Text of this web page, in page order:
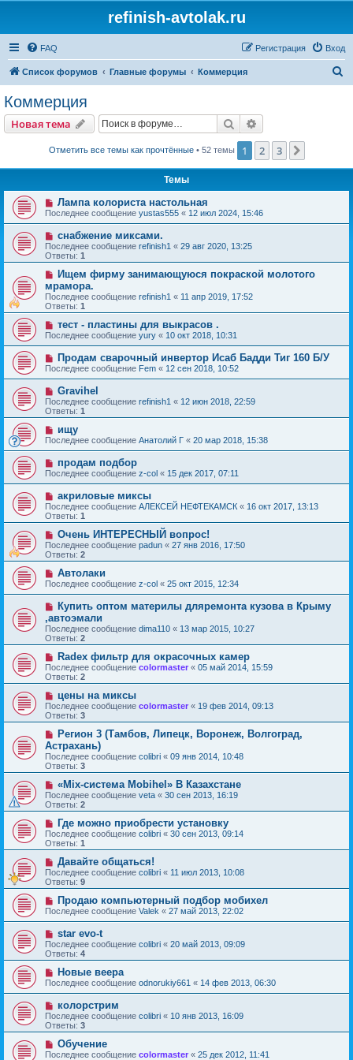
refinish-avtolak.ru
FAQ Вход
Регистрация
Список форумов Главные форумы Коммерция
Коммерция
Новая тема Поиск
Отметить все темы как прочтённые• 52 темы 1 2 3
Темы
Лампа колориста настольная
Последнее сообщение yustas555 « 12 июл 2024, 15:46
снабжение миксами.
Последнее сообщение refinish1 « 29 авг 2020, 13:25
Ответы: 1
Ищем фирму занимающуюся покраской молотого
мрамора.
Последнее сообщение refinish1 « 11 апр 2019, 17:52
Ответы: 1
тест - пластины для выкрасов .
Последнее сообщение yury « 10 окт 2018, 10:31
Продам сварочный инвертор Исаб Бадди Тиг 160 Б/У
Последнее сообщение Fem « 12 сен 2018, 10:52
Gravihel
Последнее сообщение refinish1 « 12 июн 2018, 22:59
Ответы: 1
ищу
Последнее сообщение Анатолий Г « 20 мар 2018, 15:38
продам подбор
Последнее сообщение z-col « 15 дек 2017, 07:11
акриловые миксы
Последнее сообщение АЛЕКСЕЙ НЕФТЕКАМСК « 16 окт 2017, 13:13
Ответы: 1
Очень ИНТЕРЕСНЫЙ вопрос!
Последнее сообщение padun « 27 янв 2016, 17:50
Ответы: 2
Автолаки
Последнее сообщение z-col « 25 окт 2015, 12:34
Купить оптом материлы дляремонта кузова в Крыму
,автоэмали
Последнее сообщение dima110 « 13 мар 2015, 10:27
Ответы: 2
Radex фильтр для окрасочных камер
Последнее сообщение colormaster « 05 май 2014, 15:59
Ответы: 2
цены на миксы
Последнее сообщение colormaster « 19 фев 2014, 09:13
Ответы: 3
Регион 3 (Тамбов, Липецк, Воронеж, Волгоград,
Астрахань)
Последнее сообщение colibri « 09 янв 2014, 10:48
Ответы: 3
«Mix-система Mobihel» В Казахстане
Последнее сообщение veta « 30 сен 2013, 16:19
Ответы: 2
Где можно приобрести установку
Последнее сообщение colibri « 30 сен 2013, 09:14
Ответы: 1
Давайте общаться!
Последнее сообщение colibri « 11 июл 2013, 10:08
Ответы: 9
Продаю компьютерный подбор мобихел
Последнее сообщение Valek « 27 май 2013, 22:02
star evo-t
Последнее сообщение colibri « 20 май 2013, 09:09
Ответы: 4
Новые веера
Последнее сообщение odnorukiy661 « 14 фев 2013, 06:30
колорстрим
Последнее сообщение colibri « 10 янв 2013, 16:09
Ответы: 3
Обучение
Последнее сообщение colormaster « 25 дек 2012, 11:41